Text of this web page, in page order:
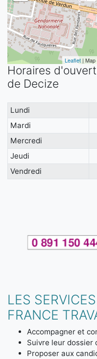
Leaflet |
Horaires
de Decize
Lundi
Mardi
Mercredi
Jeudi
Vendredi
LES
FRANCE
Accompagner et
Suivre leur dossier
Proposer aux